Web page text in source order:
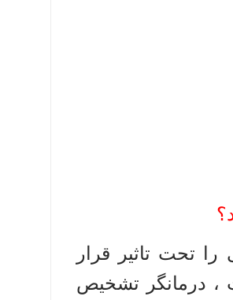
تحت تاثیر قرار
، درمانگر تشخیص